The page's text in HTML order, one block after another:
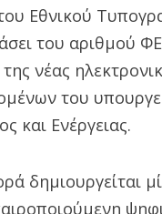
Εθνικού
του αριθμού
νέας
του
και Ενέργειας.
δημιουργείται